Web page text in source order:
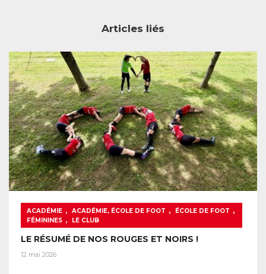
Articles liés
ACADÉMIE , ACADÉMIE, ÉCOLE DE FOOT , ÉCOLE DE FOOT ,
FÉMININES , LE CLUB
LE RÉSUMÉ DE NOS ROUGES ET NOIRS !
12 mai 2026